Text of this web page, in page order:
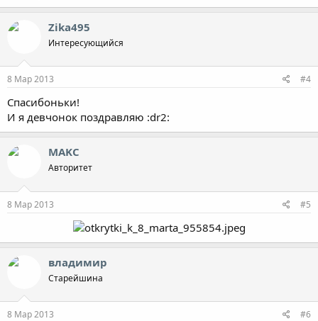
Zika495
Интересующийся
8 Мар 2013 #4
Спасибоньки!
И я девчонок поздравляю :dr2:
MAKC
Авторитет
8 Мар 2013 #5
владимир
Старейшина
8 Мар 2013 #6